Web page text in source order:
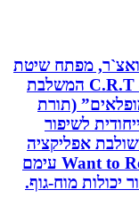
מפתח שיטת
C.R.T - Cognitive Reaction Training המשלבת
(תורת
לשיפור
אפליקציה
ייחודית וערכה ייעודיות בשם: Want to React עימם
מוח-גוף.